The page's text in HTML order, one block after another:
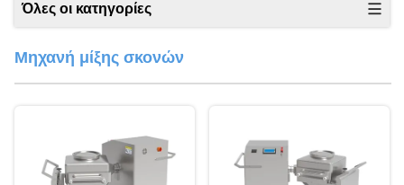
Όλες οι κατηγορίες
Μηχανή μίξης σκονών